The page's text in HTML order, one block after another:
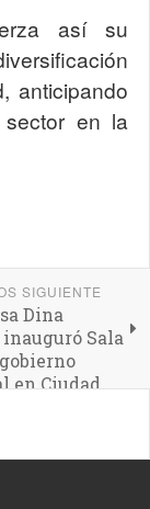
así su
anticipando
sector en la
SIGUIENTE
Dina
Sala
en Ciudad